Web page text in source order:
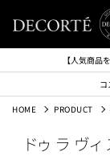
【人気商品
コ
HOME PRODUCT
ドゥ ラ ヴ